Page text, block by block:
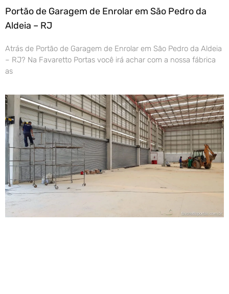
Portão de Garagem de Enrolar em São Pedro da
Aldeia – RJ
Atrás de Portão de Garagem de Enrolar em São Pedro da Aldeia
– RJ? Na Favaretto Portas você irá achar com a nossa fábrica
as